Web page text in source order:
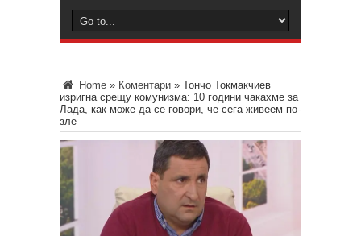
Home » Коментари » Тончо Токмакчиев
изригна срещу комунизма: 10 години чакахме за
Лада, как може да се говори, че сега живеем по-
зле